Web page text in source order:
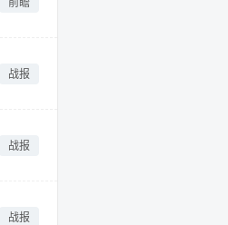
战报
战报
战报